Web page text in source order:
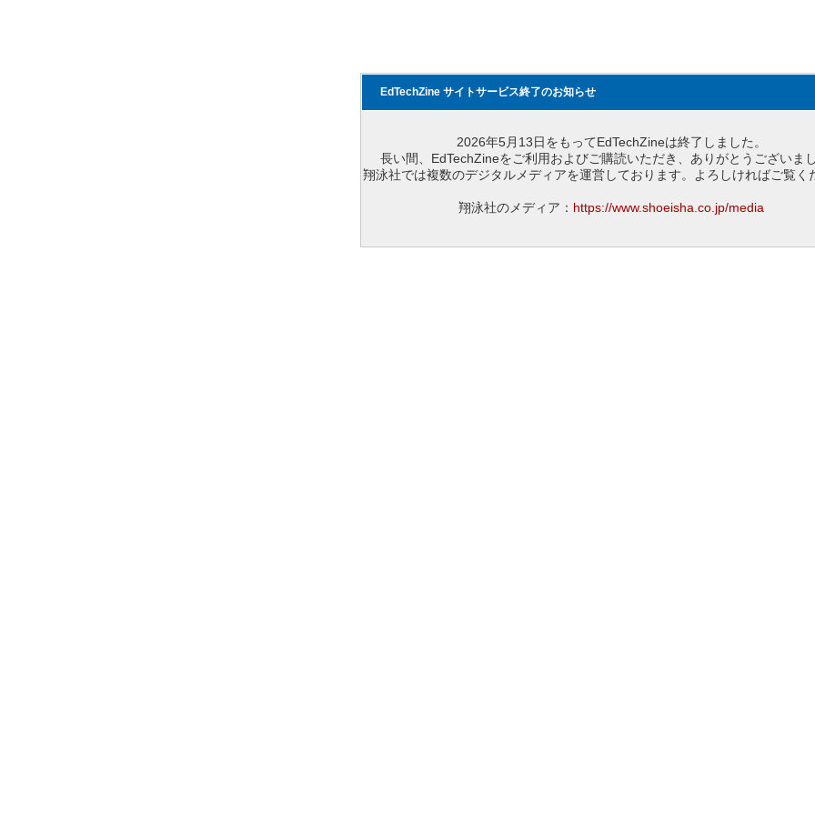
EdTechZine サイトサービス終了のお知らせ
2026年5月13日をもってEdTechZineは終了しました。
長い間、EdTechZineをご利用およびご購読いただき、ありがとうございまし
翔泳社では複数のデジタルメディアを運営しております。よろしければご覧く
翔泳社のメディア： https://www.shoeisha.co.jp/media